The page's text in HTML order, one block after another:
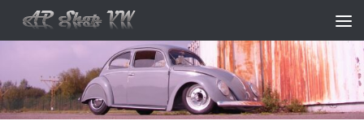
Skip to content